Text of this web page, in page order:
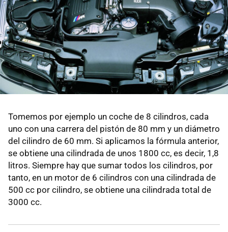
Tomemos por ejemplo un coche de 8 cilindros, cada
uno con una carrera del pistón de 80 mm y un diámetro
del cilindro de 60 mm. Si aplicamos la fórmula anterior,
se obtiene una cilindrada de unos 1800 cc, es decir, 1,8
litros. Siempre hay que sumar todos los cilindros, por
tanto, en un motor de 6 cilindros con una cilindrada de
500 cc por cilindro, se obtiene una cilindrada total de
3000 cc.